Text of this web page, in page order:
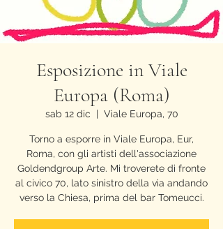
Esposizione in Viale
Europa (Roma)
sab 12 dic
  |
Viale Europa, 70
Torno a esporre in Viale Europa, Eur,
Roma, con gli artisti dell'associazione
Goldendgroup Arte. Mi troverete di fronte
al civico 70, lato sinistro della via andando
verso la Chiesa, prima del bar Tomeucci.